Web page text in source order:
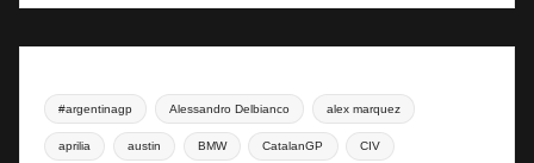
#argentinagp Alessandro Delbianco alex marquez
aprilia austin BMW CatalanGP CIV